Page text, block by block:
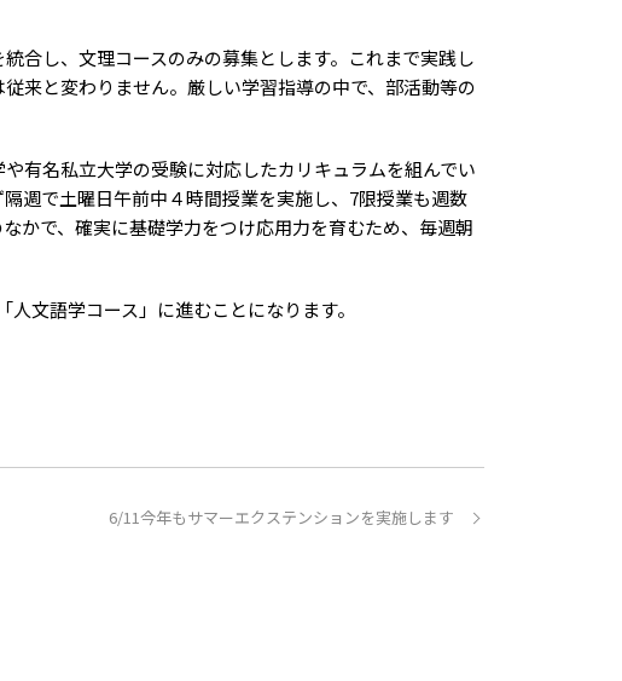
合し、文理コースのみの募集とします。これまで実践し
来と変わりません。厳しい学習指導の中で、部活動等の
有名私立大学の受験に対応したカリキュラムを組んでい
週で土曜日午前中４時間授業を実施し、7限授業も週数
かで、確実に基礎学力をつけ応用力を育むため、毎週朝
文語学コース」に進むことになります。
6/11今年もサマーエクステンションを実施します